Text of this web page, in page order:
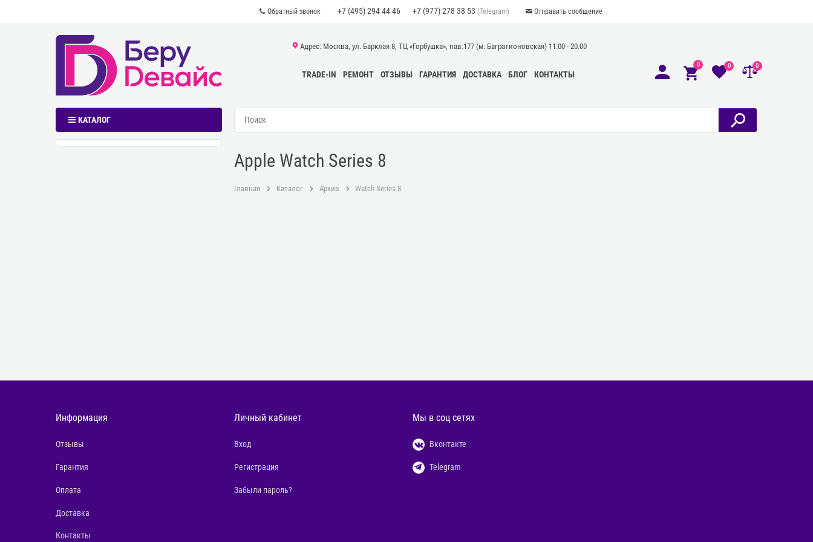
Обратный звонок +7 (495) 294 44 46 +7 (977) 278 38 53 (Telegram) Отправить сообщение
Адрес: Москва, ул. Барклая 8, ТЦ «Горбушка», пав.177 (м. Багратионовская) 11.00 - 20.00
TRADE-IN РЕМОНТ ОТЗЫВЫ ГАРАНТИЯ ДОСТАВКА БЛОГ КОНТАКТЫ
0 0 0
КАТАЛОГ
Apple Watch Series 8
Главная Каталог Архив Watch Series 8
Информация
Отзывы
Гарантия
Оплата
Доставка
Контакты
Личный кабинет
Вход
Регистрация
Забыли пароль?
Мы в соц сетях
Вконтакте
Telegram